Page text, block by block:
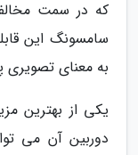
که در سمت
به معنای تصویری
دوربین آن می